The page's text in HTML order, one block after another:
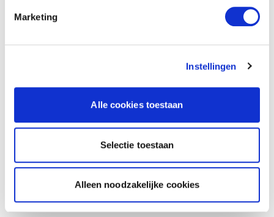
Marketing
Instellingen
Alle cookies toestaan
Selectie toestaan
Alleen noodzakelijke cookies